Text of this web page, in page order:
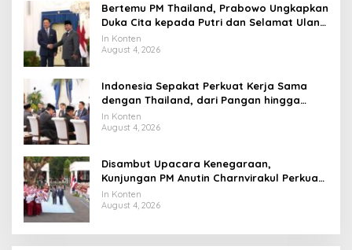
Bertemu PM Thailand, Prabowo Ungkapkan
Duka Cita kepada Putri dan Selamat Ulang
Tahun ke Raja Thailand
In Konten
August 4, 2026
Indonesia Sepakat Perkuat Kerja Sama
dengan Thailand, dari Pangan hingga
Ekonomi Digital
In Konten
August 4, 2026
Disambut Upacara Kenegaraan,
Kunjungan PM Anutin Charnvirakul Perkuat
Hubungan Indonesia-Thailand
In Konten
August 4, 2026